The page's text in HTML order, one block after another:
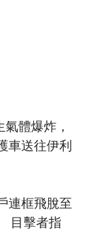
體爆炸，
車送往伊利
連框飛脫至
目擊者指